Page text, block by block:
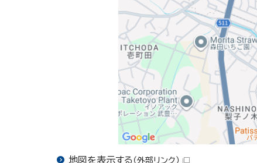
地図を表示する （外部リンク）